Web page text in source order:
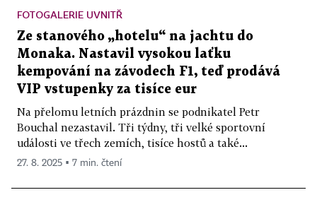
FOTOGALERIE UVNITŘ
Ze stanového „hotelu“ na jachtu do
Monaka. Nastavil vysokou laťku
kempování na závodech F1, teď prodává
VIP vstupenky za tisíce eur
Na přelomu letních prázdnin se podnikatel Petr
Bouchal nezastavil. Tři týdny, tři velké sportovní
události ve třech zemích, tisíce hostů a také...
27. 8. 2025 ▪ 7 min. čtení